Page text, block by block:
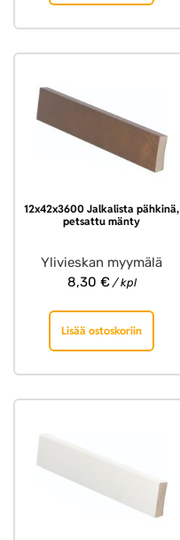
12x42x3600 Jalkalista pähkinä,
petsattu mänty
Ylivieskan myymälä
8,30 €/ kpl
Lisää ostoskoriin